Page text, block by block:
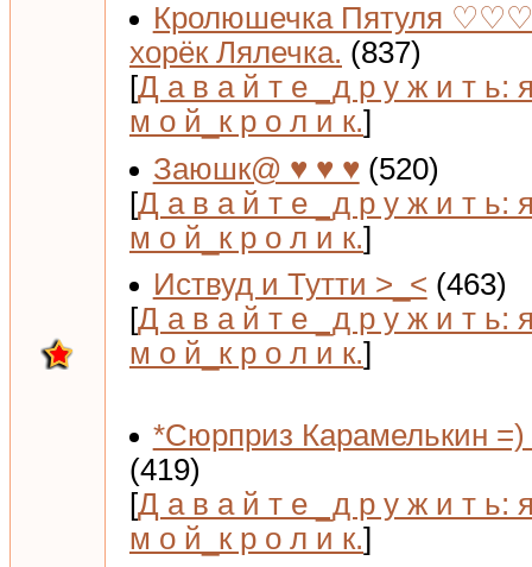
Кролюшечка Пятуля
хорёк Лялечка. (837)
[Д а в а й т е _д р у ж и т ь:
м о й_к р о л и к.]
Заюшк@ ♥ ♥ ♥ (520)
[Д а в а й т е _д р у ж и т ь:
м о й_к р о л и к.]
Иствуд и Тутти >_< (463)
[Д а в а й т е _д р у ж и т ь:
м о й_к р о л и к.]
*Сюрприз Карамелькин =)
(419)
[Д а в а й т е _д р у ж и т ь:
м о й_к р о л и к.]